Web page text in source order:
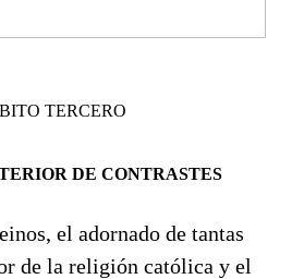
TERCERO
DE CONTRASTES
el adornado de tantas
de la religión católica y el